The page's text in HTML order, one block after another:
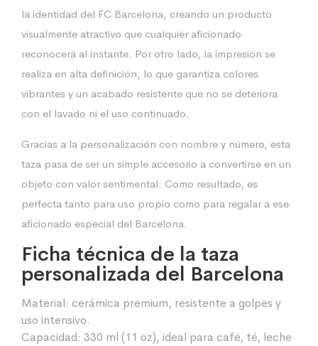
la identidad del FC Barcelona, creando un producto
visualmente atractivo que cualquier aficionado
reconocerá al instante. Por otro lado, la impresión se
realiza en alta definición, lo que garantiza colores
vibrantes y un acabado resistente que no se deteriora
con el lavado ni el uso continuado.
Gracias a la personalización con nombre y número, esta
taza pasa de ser un simple accesorio a convertirse en un
objeto con valor sentimental. Como resultado, es
perfecta tanto para uso propio como para regalar a ese
aficionado especial del Barcelona.
Ficha técnica de la taza
personalizada del Barcelona
Material: cerámica premium, resistente a golpes y
uso intensivo.
Capacidad: 330 ml (11 oz), ideal para café, té, leche